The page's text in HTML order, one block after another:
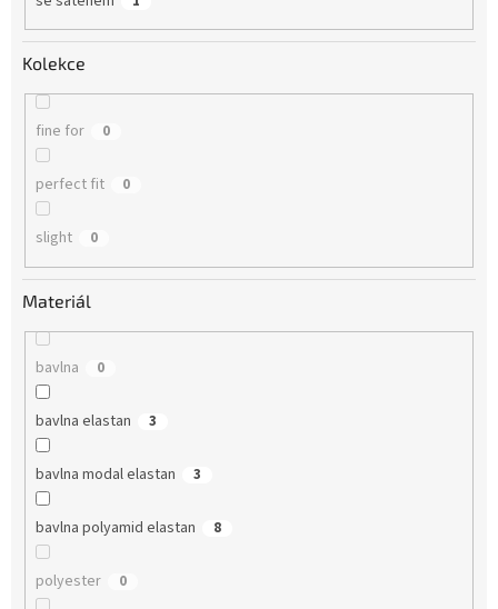
Kolekce
fine for 0
perfect fit 0
slight 0
Materiál
bavlna 0
bavlna elastan 3
bavlna modal elastan 3
bavlna polyamid elastan 8
polyester 0